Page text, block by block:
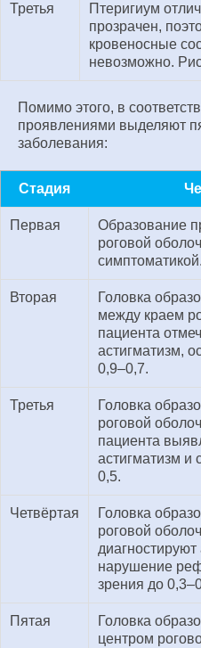
Третья
Птеригиум
прозрачен,
кровеносные
невозможно.
Помимо этого, в
проявлениями выделяют
заболевания:
Стадия
Первая
Образование
роговой
симптоматикой.
Вторая
Головка
между краем
пациента
астигматизм,
0,9‒0,7.
Третья
Головка
роговой
пациента
астигматизм и
0,5.
Четвёртая
Головка
роговой
диагностируют
нарушение
зрения до
Пятая
Головка
центром